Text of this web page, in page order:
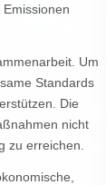
Um
Standards
Die
nicht
zu erreichen.